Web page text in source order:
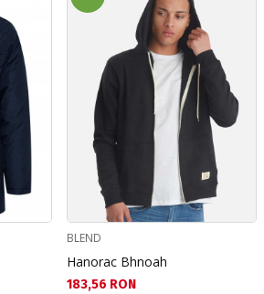
BLEND
Hanorac Bhnoah
Текуща цена:
183,56 RON